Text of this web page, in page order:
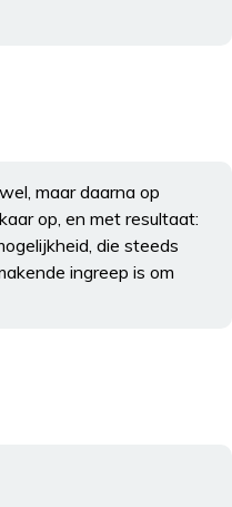
maar daarna op
op, en met resultaat:
die steeds
ingreep is om